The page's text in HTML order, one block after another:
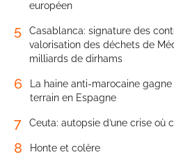
européen
5
Casablanca: signature des
valorisation des déchets de
milliards de dirhams
6
La haine anti-marocaine
terrain en Espagne
7 Ceuta: autopsie d’une crise où
8 Honte et colère